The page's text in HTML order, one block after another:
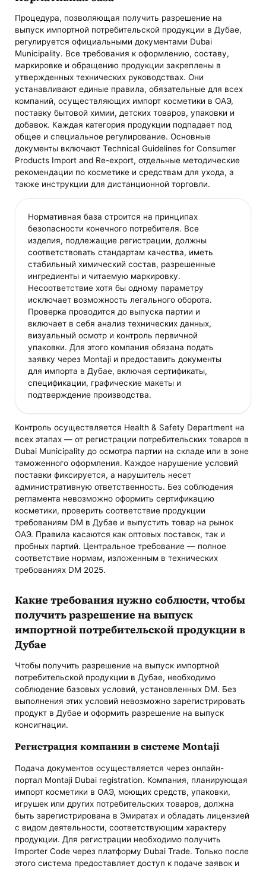
Процедура, позволяющая получить разрешение на
выпуск импортной потребительской продукции в Дубае,
регулируется официальными документами Dubai
Municipality. Все требования к оформлению, составу,
маркировке и обращению продукции закреплены в
утвержденных технических руководствах. Они
устанавливают единые правила, обязательные для всех
компаний, осуществляющих импорт косметики в ОАЭ,
поставку бытовой химии, детских товаров, упаковки и
добавок. Каждая категория продукции подпадает под
общее и специальное регулирование. Основные
документы включают Technical Guidelines for Consumer
Products Import and Re-export, отдельные методические
рекомендации по косметике и средствам для ухода, а
также инструкции для дистанционной торговли.
Нормативная база строится на принципах
безопасности конечного потребителя. Все
изделия, подлежащие регистрации, должны
соответствовать стандартам качества, иметь
стабильный химический состав, разрешенные
ингредиенты и читаемую маркировку.
Несоответствие хотя бы одному параметру
исключает возможность легального оборота.
Проверка проводится до выпуска партии и
включает в себя анализ технических данных,
визуальный осмотр и контроль первичной
упаковки. Для этого компания обязана подать
заявку через Montaji и предоставить документы
для импорта в Дубае, включая сертификаты,
спецификации, графические макеты и
подтверждение производства.
Контроль осуществляется Health & Safety Department на
всех этапах — от регистрации потребительских товаров в
Dubai Municipality до осмотра партии на складе или в зоне
таможенного оформления. Каждое нарушение условий
поставки фиксируется, а нарушитель несет
административную ответственность. Без соблюдения
регламента невозможно оформить сертификацию
косметики, проверить соответствие продукции
требованиям DM в Дубае и выпустить товар на рынок
ОАЭ. Правила касаются как оптовых поставок, так и
пробных партий. Центральное требование — полное
соответствие нормам, изложенным в технических
требованиях DM 2025.
Какие требования нужно соблюсти, чтобы
получить разрешение на выпуск
импортной потребительской продукции в
Дубае
Чтобы получить разрешение на выпуск импортной
потребительской продукции в Дубае, необходимо
соблюдение базовых условий, установленных DM. Без
выполнения этих условий невозможно зарегистрировать
продукт в Дубае и оформить разрешение на выпуск
консигнации.
Регистрация компании в системе Montaji
Подача документов осуществляется через онлайн-
портал Montaji Dubai registration. Компания, планирующая
импорт косметики в ОАЭ, моющих средств, упаковки,
игрушек или других потребительских товаров, должна
быть зарегистрирована в Эмиратах и обладать лицензией
с видом деятельности, соответствующим характеру
продукции. Для регистрации необходимо получить
Importer Code через платформу Dubai Trade. Только после
этого система предоставляет доступ к подаче заявок и